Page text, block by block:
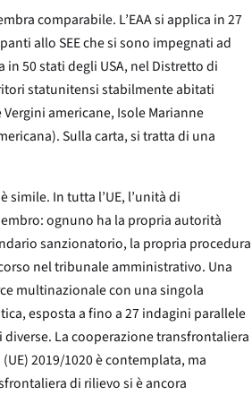
comparabile. L’EAA si applica in 27
allo SEE che si sono impegnati ad
in 50 stati degli USA, nel Distretto di
statunitensi stabilmente abitati
americane, Isole Marianne
Sulla carta, si tratta di una
simile. In tutta l’UE, l’unità di
ognuno ha la propria autorità
sanzionatorio, la propria procedura
nel tribunale amministrativo. Una
multinazionale con una singola
esposta a fino a 27 indagini parallele
La cooperazione transfrontaliera
2019/1020 è contemplata, ma
di rilievo si è ancora